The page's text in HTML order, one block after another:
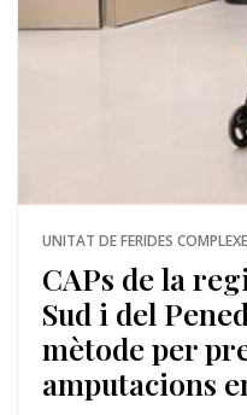
UNITAT DE FERIDES
CAPs de la
Sud i del
mètode per
amputacions